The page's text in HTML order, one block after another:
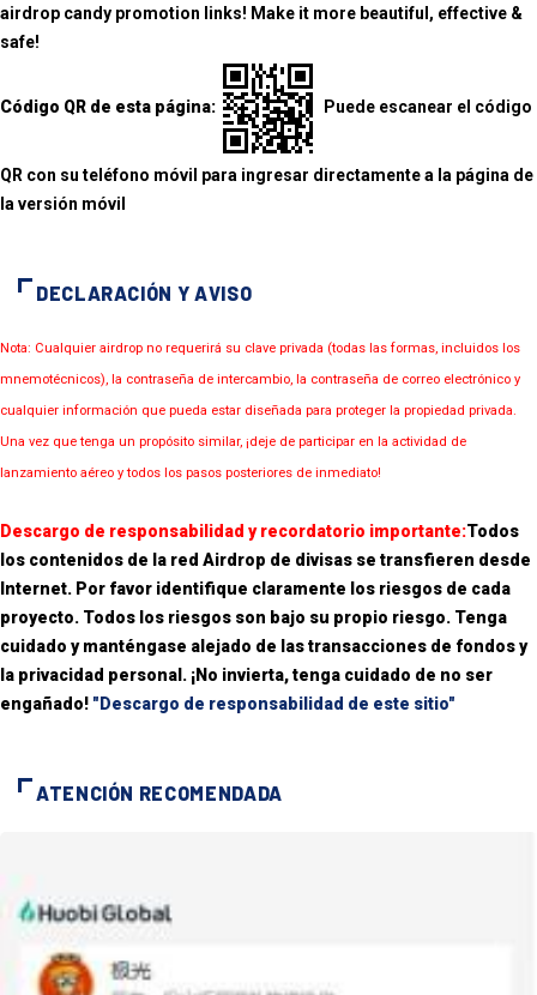
airdrop candy promotion links! Make it more beautiful, effective &
safe!
Código QR de esta página: Puede escanear el código
QR con su teléfono móvil para ingresar directamente a la página de
la versión móvil
DECLARACIÓN Y AVISO
Nota: Cualquier airdrop no requerirá su clave privada (todas las formas, incluidos los
mnemotécnicos), la contraseña de intercambio, la contraseña de correo electrónico y
cualquier información que pueda estar diseñada para proteger la propiedad privada.
Una vez que tenga un propósito similar, ¡deje de participar en la actividad de
lanzamiento aéreo y todos los pasos posteriores de inmediato!
Descargo de responsabilidad y recordatorio importante:Todos
los contenidos de la red Airdrop de divisas se transfieren desde
Internet. Por favor identifique claramente los riesgos de cada
proyecto. Todos los riesgos son bajo su propio riesgo. Tenga
cuidado y manténgase alejado de las transacciones de fondos y
la privacidad personal. ¡No invierta, tenga cuidado de no ser
engañado! "Descargo de responsabilidad de este sitio"
ATENCIÓN RECOMENDADA